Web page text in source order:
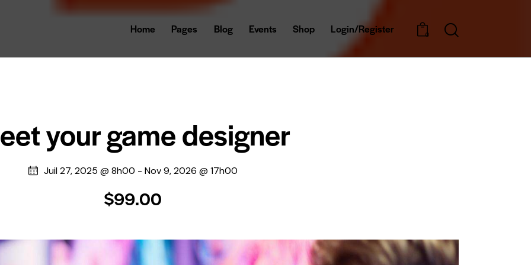
Home Pages Blog Events Shop Login/Register 0
your game designer
Juil 27, 2025 @ 8h00 - Nov 9, 2026 @ 17h00
$99.00